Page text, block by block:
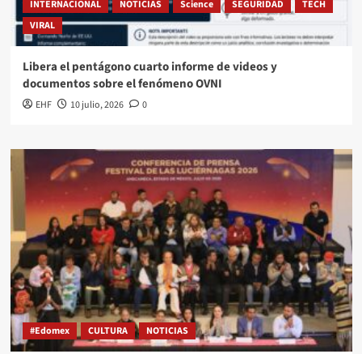
INTERNACIONAL NOTICIAS Science SEGURIDAD
TECH
VIRAL
Libera el pentágono cuarto informe de videos y
documentos sobre el fenómeno OVNI
EHF 10 julio, 2026 0
#Edomex CULTURA NOTICIAS